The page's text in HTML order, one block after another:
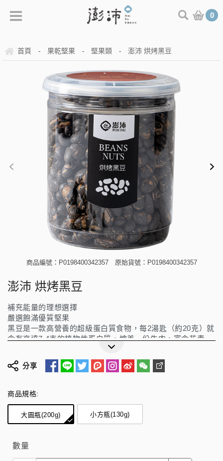
0
首頁 - 果乾堅果 - 堅果類 - 澎沛 烘烤黑豆
商品編號：P0198400342357 原始貨號：P0198400342357
澎沛 烘烤黑豆
補充能量的理想選擇
嚴選飽滿優質堅果
黑豆是一款高營養的超級蛋白質食物，每2湯匙（約20克）就
含有高達7.4克的植物性蛋白質，媲美一份牛肉。富含花青
素、維生素A與E，是愛美女性的理恕選擇並含有豐富鉀、鎂
與次亞麻油酸（每份高達1060毫克），有助維持健康機能。
選用青仁黑豆，堅持手工低溫烘焙，非油炸製程，不口乾舌
粹營養、安心享用。
分享
商品規格:
大圓瓶(200g) 小方瓶(130g)
數量